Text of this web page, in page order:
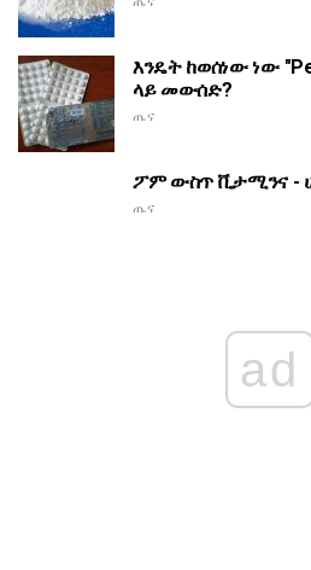
እንዴት ከወሰነው ነው
ላይ መውሰድ?
ጤና
ፖም ውስጥ ቪታሚንና -
ጤና
ad